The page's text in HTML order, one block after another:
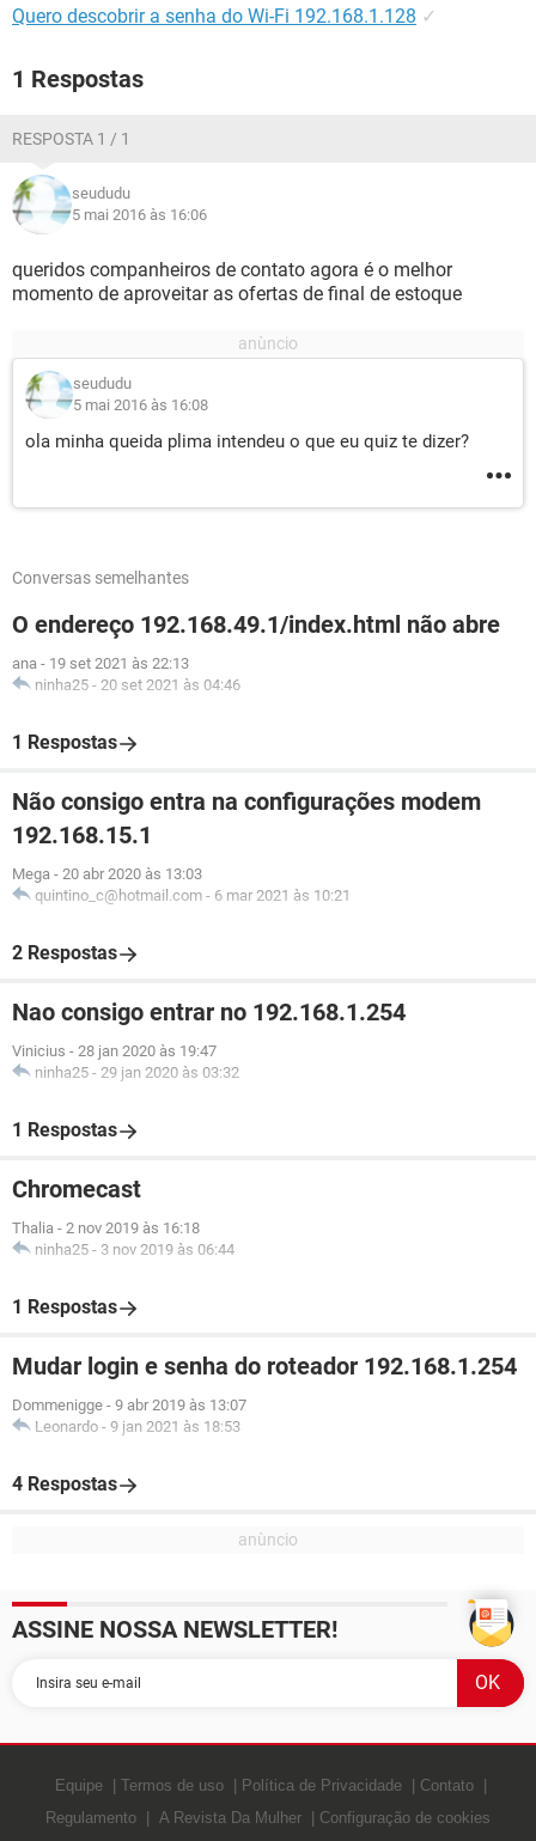
Quero descobrir a senha do Wi-Fi 192.168.1.128 ✓
1 Respostas
RESPOSTA 1 / 1
seududu
5 mai 2016 às 16:06
queridos companheiros de contato agora é o melhor
momento de aproveitar as ofertas de final de estoque
seududu
5 mai 2016 às 16:08
ola minha queida plima intendeu o que eu quiz te dizer?
Conversas semelhantes
O endereço 192.168.49.1/index.html não abre
ana - 19 set 2021 às 22:13
ninha25 - 20 set 2021 às 04:46
1 Respostas
Não consigo entra na configurações modem
192.168.15.1
Mega - 20 abr 2020 às 13:03
quintino_c@hotmail.com - 6 mar 2021 às 10:21
2 Respostas
Nao consigo entrar no 192.168.1.254
Vinicius - 28 jan 2020 às 19:47
ninha25 - 29 jan 2020 às 03:32
1 Respostas
Chromecast
Thalia - 2 nov 2019 às 16:18
ninha25 - 3 nov 2019 às 06:44
1 Respostas
Mudar login e senha do roteador 192.168.1.254
Dommenigge - 9 abr 2019 às 13:07
Leonardo - 9 jan 2021 às 18:53
4 Respostas
ASSINE NOSSA NEWSLETTER!
Equipe Termos de uso Política de Privacidade
Contato
Regulamento
A Revista Da Mulher Configuração de cookies